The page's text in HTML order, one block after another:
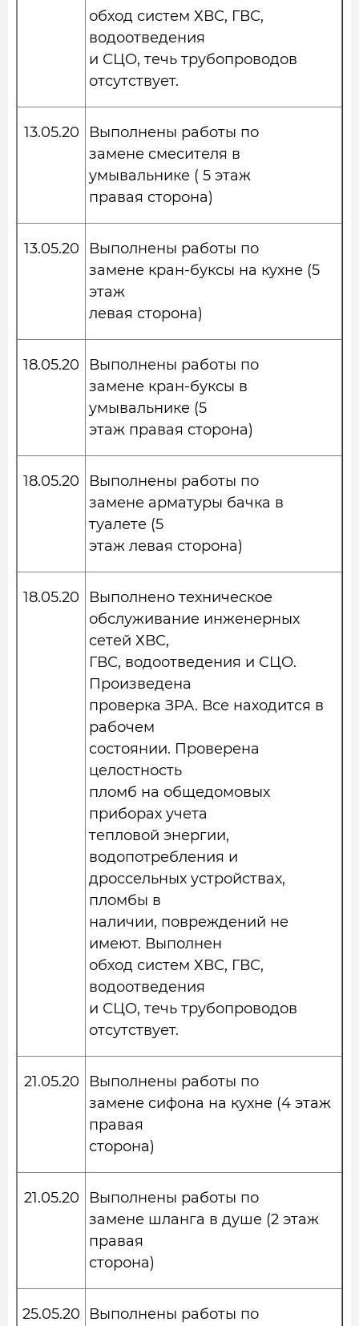
обход систем ХВС, ГВС,
водоотведения
и СЦО, течь трубопроводов
отсутствует.
13.05.20
Выполнены работы по
замене смесителя в
умывальнике ( 5 этаж
правая сторона)
13.05.20
Выполнены работы по
замене кран-буксы на кухне (5
этаж
левая сторона)
18.05.20
Выполнены работы по
замене кран-буксы в
умывальнике (5
этаж правая сторона)
18.05.20
Выполнены работы по
замене арматуры бачка в
туалете (5
этаж левая сторона)
18.05.20
Выполнено техническое
обслуживание инженерных
сетей ХВС,
ГВС, водоотведения и СЦО.
Произведена
проверка ЗРА. Все находится в
рабочем
состоянии. Проверена
целостность
пломб на общедомовых
приборах учета
тепловой энергии,
водопотребления и
дроссельных устройствах,
пломбы в
наличии, повреждений не
имеют. Выполнен
обход систем ХВС, ГВС,
водоотведения
и СЦО, течь трубопроводов
отсутствует.
21.05.20
Выполнены работы по
замене сифона на кухне (4 этаж
правая
сторона)
21.05.20
Выполнены работы по
замене шланга в душе (2 этаж
правая
сторона)
25.05.20
Выполнены работы по